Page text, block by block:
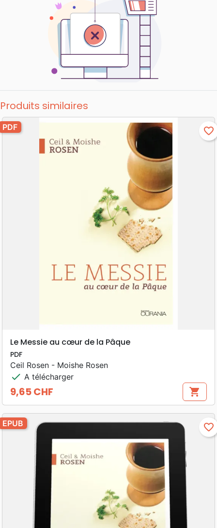
Produits similaires
PDF favorite_border
Le Messie au cœur de la Pâque
PDF
Ceil Rosen - Moishe Rosen
check A télécharger
Prix
9,65 CHF shopping_cart
EPUB favorite_border